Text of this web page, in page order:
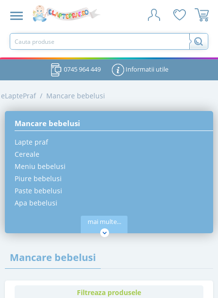
0745 964 449 Informatii utile
eLaptePraf / Mancare bebelusi
Mancare bebelusi
Lapte praf
Cereale
Meniu bebelusi
Piure bebelusi
Paste bebelusi
Apa bebelusi
mai multe...
Mancare bebelusi
Filtreaza produsele